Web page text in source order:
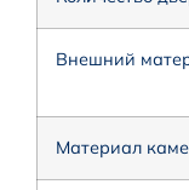
Внешний
Материал